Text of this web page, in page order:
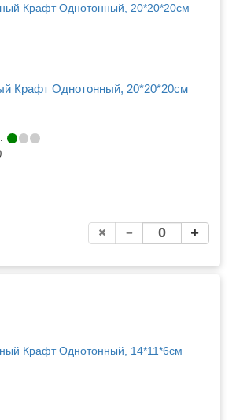
Крафт Однотонный, 20*20*20см